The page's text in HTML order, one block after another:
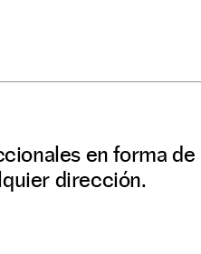
en forma
dirección.